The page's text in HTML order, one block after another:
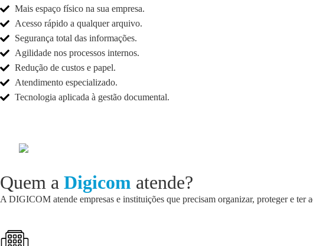
Mais espaço físico na sua empresa.
Acesso rápido a qualquer arquivo.
Segurança total das informações.
Agilidade nos processos internos.
Redução de custos e papel.
Atendimento especializado.
Tecnologia aplicada à gestão documental.
Quem a Digicom atende?
A DIGICOM atende empresas e instituições que precisam organizar, proteger e ter